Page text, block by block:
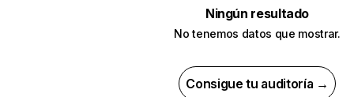
Ningún resultado
No tenemos datos que mostrar.
Consigue tu auditoría →